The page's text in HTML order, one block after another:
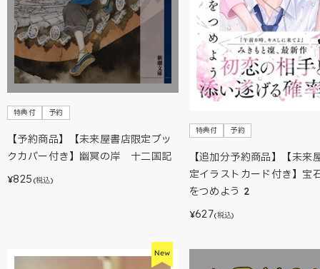
特典付 予約
【予約商品】【未来屋書店限定ブッ
クカバー付き】幽冥の岸 十二国記
¥825 (税込)
特典付 予約
【追加分予約商品】【未来
定イラストカード付き】宝
をつめよう 2
¥627(税込)